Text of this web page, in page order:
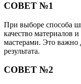
СОВЕТ №1
При выборе способа
качество материалов
мастерами. Это важно
результата.
СОВЕТ №2